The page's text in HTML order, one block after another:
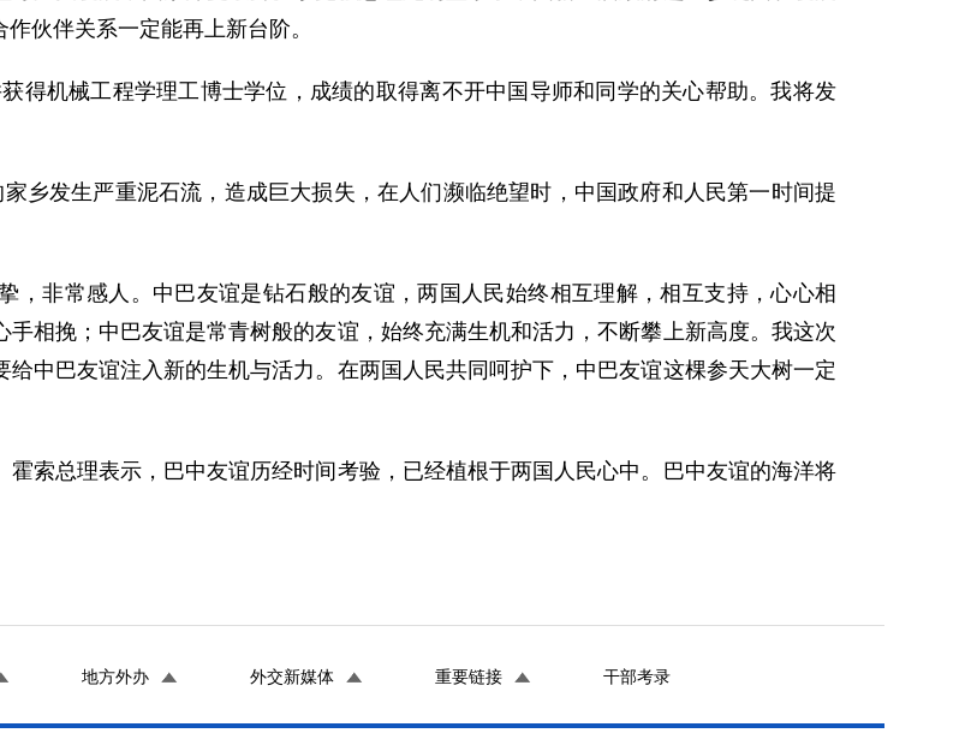
伙伴关系一定能再上新台阶。
机械工程学理工博士学位，成绩的取得离不开中国导师和同学的关心帮助。我将发
发生严重泥石流，造成巨大损失，在人们濒临绝望时，中国政府和人民第一时间提
非常感人。中巴友谊是钻石般的友谊，两国人民始终相互理解，相互支持，心心相
相挽；中巴友谊是常青树般的友谊，始终充满生机和活力，不断攀上新高度。我这次
中巴友谊注入新的生机与活力。在两国人民共同呵护下，中巴友谊这棵参天大树一定
总理表示，巴中友谊历经时间考验，已经植根于两国人民心中。巴中友谊的海洋将
地方外办 外交新媒体 重要链接 干部考录